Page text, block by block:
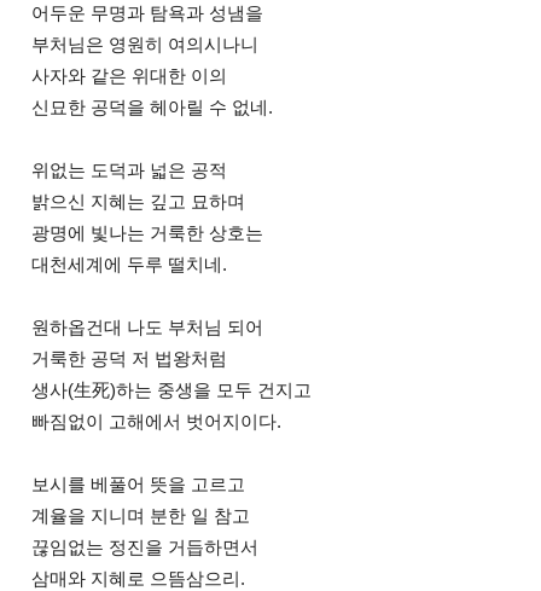
어두운 무명과 탐욕과 성냄을
부처님은 영원히 여의시나니
사자와 같은 위대한 이의
신묘한 공덕을 헤아릴 수 없네.
위없는 도덕과 넓은 공적
밝으신 지혜는 깊고 묘하며
광명에 빛나는 거룩한 상호는
대천세계에 두루 떨치네.
원하옵건대 나도 부처님 되어
거룩한 공덕 저 법왕처럼
생사(生死)하는 중생을 모두 건지고
빠짐없이 고해에서 벗어지이다.
보시를 베풀어 뜻을 고르고
계율을 지니며 분한 일 참고
끊임없는 정진을 거듭하면서
삼매와 지혜로 으뜸삼으리.